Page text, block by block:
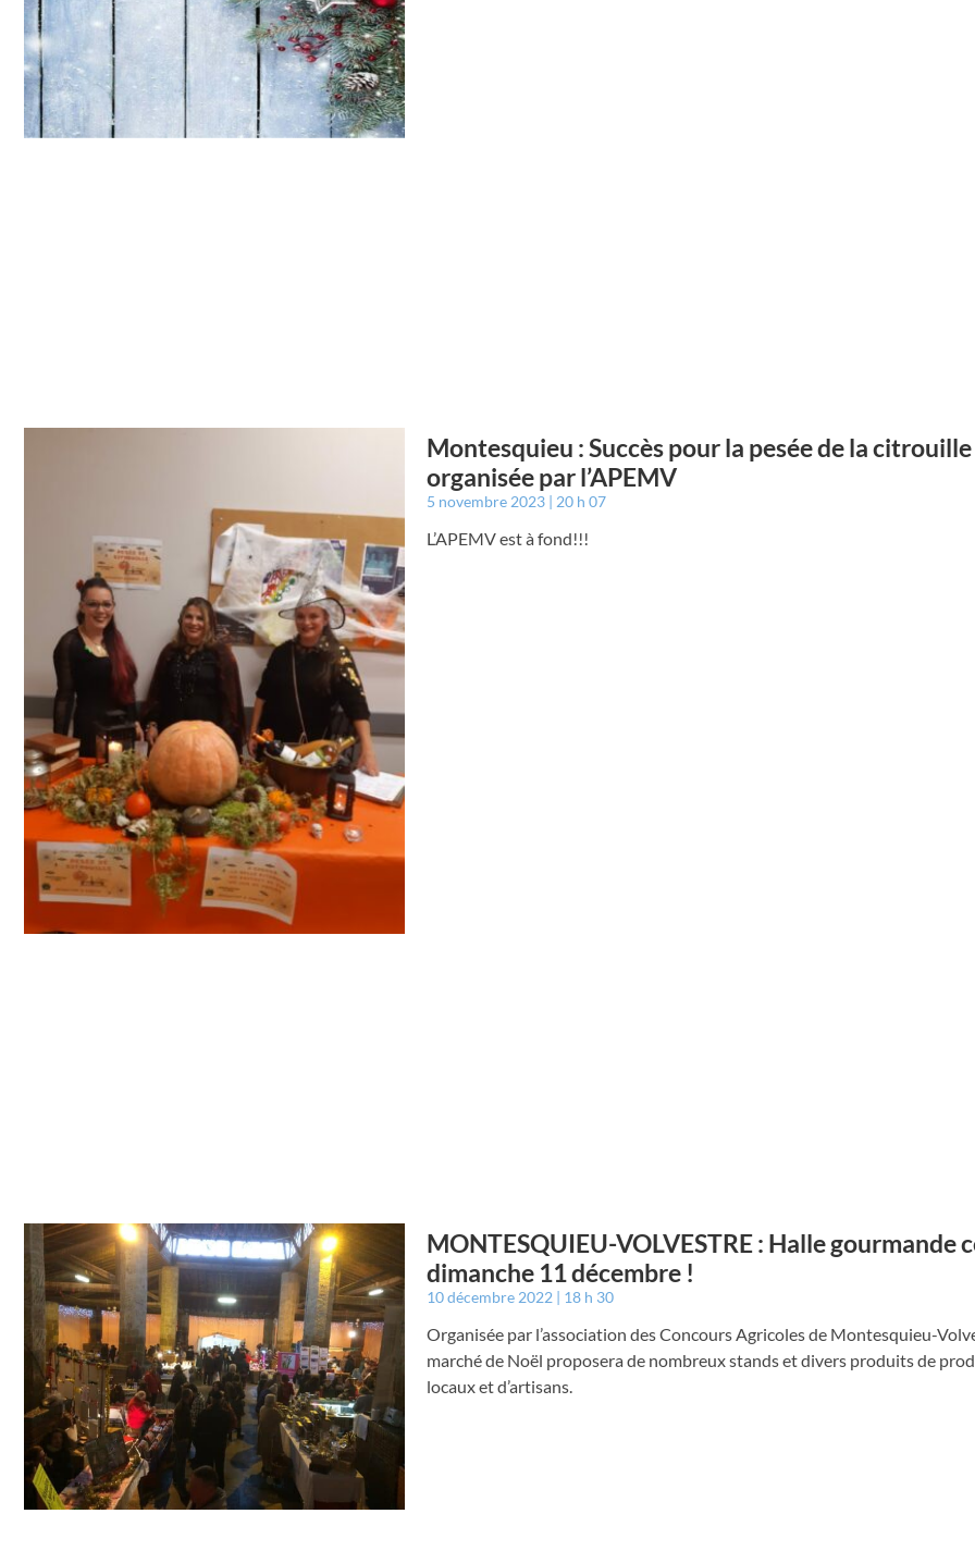
Montesquieu : Succès pour la pesée de la citrouille
organisée par l’APEMV
5 novembre 2023 20 h 07
L’APEMV est à fond!!!
​MONTESQUIEU-VOLVESTRE : Halle gourmande
dimanche 11 décembre !
10 décembre 2022 18 h 30
Organisée par l’association des Concours Agricoles de Montesquieu-
marché de Noël proposera de nombreux stands et divers produits de
locaux et d’artisans.